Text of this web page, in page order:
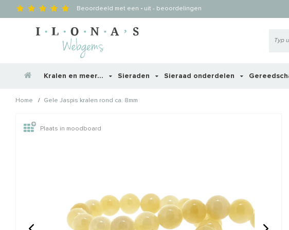
Beoordeeld met een - uit - beoordelingen
Kralen en meer... Sieraden Sieraad onderdelen
Home / Gele Jaspis kralen rond ca. 8mm
Wellicht zijn deze producten ook
Plaats in moodboard